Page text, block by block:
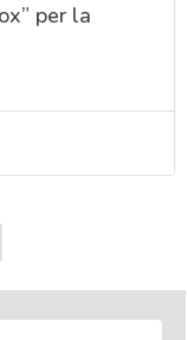
per la